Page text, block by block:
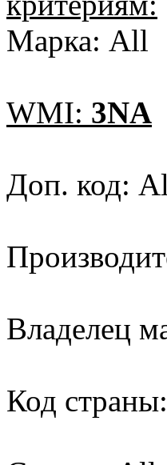
Марка: All
WMI: 3NA
Доп. код:
Владелец
Код